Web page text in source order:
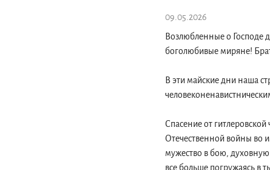
09.05.2026
Возлюбленные о Господе
боголюбивые миряне!
В эти майские дни наша
Спасение от
Отечественной войны во
мужество в бою, духовную
все больше погружаясь в